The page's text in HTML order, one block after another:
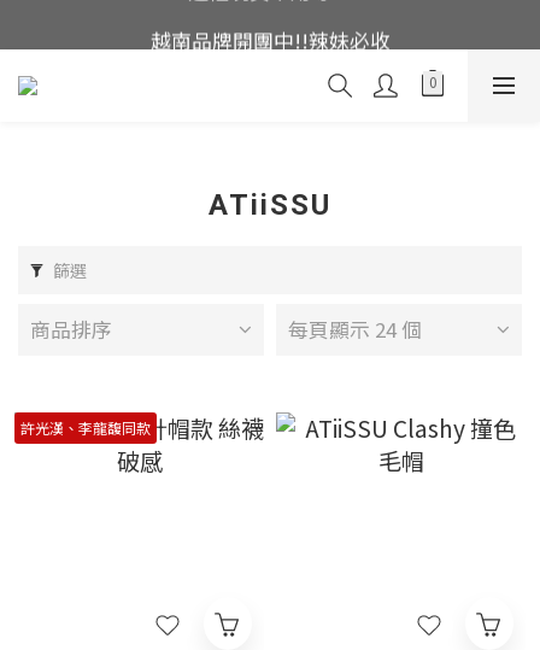
這裡現貨不用等👟
越南品牌開團中!!辣妹必收
帽控注意帽帽亂亂賣🤩
ATiiSSU
篩選
商品排序 每頁顯示 24 個
許光漢、李龍馥同款